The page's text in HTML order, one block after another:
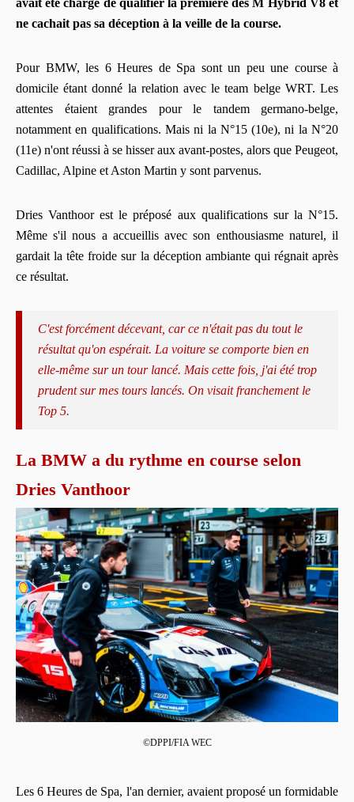
ne cachait pas sa déception à la veille de la course.
Pour BMW, les 6 Heures de Spa sont un peu une course à
domicile étant donné la relation avec le team belge WRT. Les
attentes étaient grandes pour le tandem germano-belge,
notamment en qualifications. Mais ni la N°15 (10e), ni la N°20
(11e) n'ont réussi à se hisser aux avant-postes, alors que Peugeot,
Cadillac, Alpine et Aston Martin y sont parvenus.
Dries Vanthoor est le préposé aux qualifications sur la N°15.
Même s'il nous a accueillis avec son enthousiasme naturel, il
gardait la tête froide sur la déception ambiante qui régnait après
ce résultat.
C'est forcément décevant, car ce n'était pas du tout le
résultat qu'on espérait. La voiture se comporte bien en
elle-même sur un tour lancé. Mais cette fois, j'ai été trop
prudent sur mes tours lancés. On visait franchement le
Top 5.
La BMW a du rythme en course selon
Dries Vanthoor
©DPPI/FIA WEC
Les 6 Heures de Spa, l'an dernier, avaient proposé un formidable